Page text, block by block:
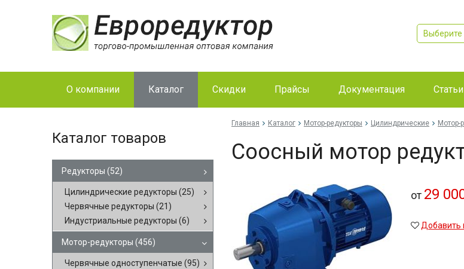
О компании Каталог Скидки Прайсы Документация Статьи
Каталог товаров
Редукторы (52)
Цилиндрические редукторы (25)
Червячные редукторы (21)
Индустриальные редукторы (6)
Мотор-редукторы (456)
Червячные одноступенчатые (95)
Главная Каталог Мотор-редукторы Цилиндрические Мотор-
Соосный мотор
от 29
Добавить